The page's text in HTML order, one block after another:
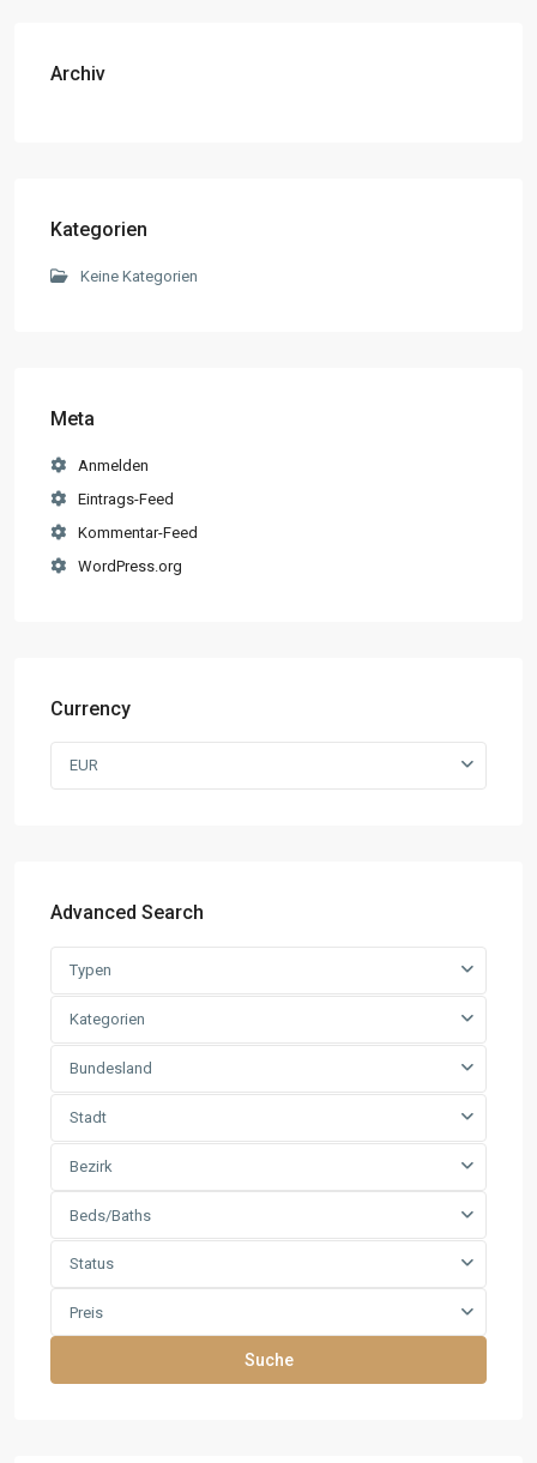
Archiv
Kategorien
Keine Kategorien
Meta
Anmelden
Eintrags-Feed
Kommentar-Feed
WordPress.org
Currency
EUR
Advanced Search
Typen
Kategorien
Bundesland
Stadt
Bezirk
Beds/Baths
Status
Preis
Suche